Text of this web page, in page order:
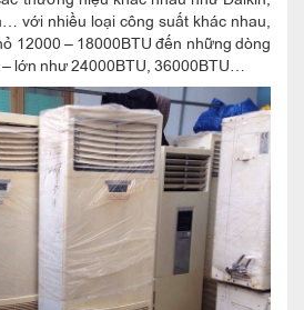
với nhiều loại công suất khác nhau,
12000 – 18000BTU đến những dòng
lớn như 24000BTU, 36000BTU…